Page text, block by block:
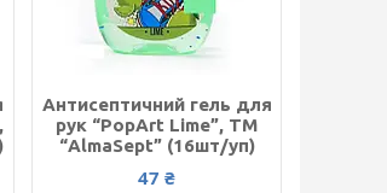
Антисептичний гель для
рук “PopArt Lime”, ТМ
“AlmaSept” (16шт/уп)
47 ₴